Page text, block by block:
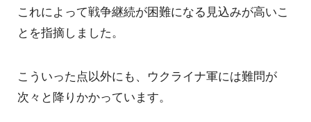
これによって戦争継続が困難になる見込みが高いこ
とを指摘しました。
こういった点以外にも、ウクライナ軍には難問が
次々と降りかかっています。